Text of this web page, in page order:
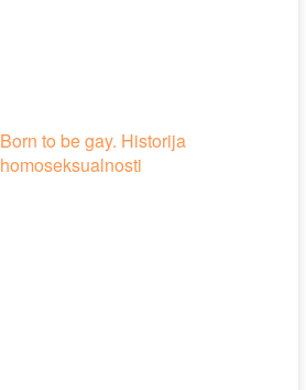
Born to be gay. Historija
homoseksualnosti